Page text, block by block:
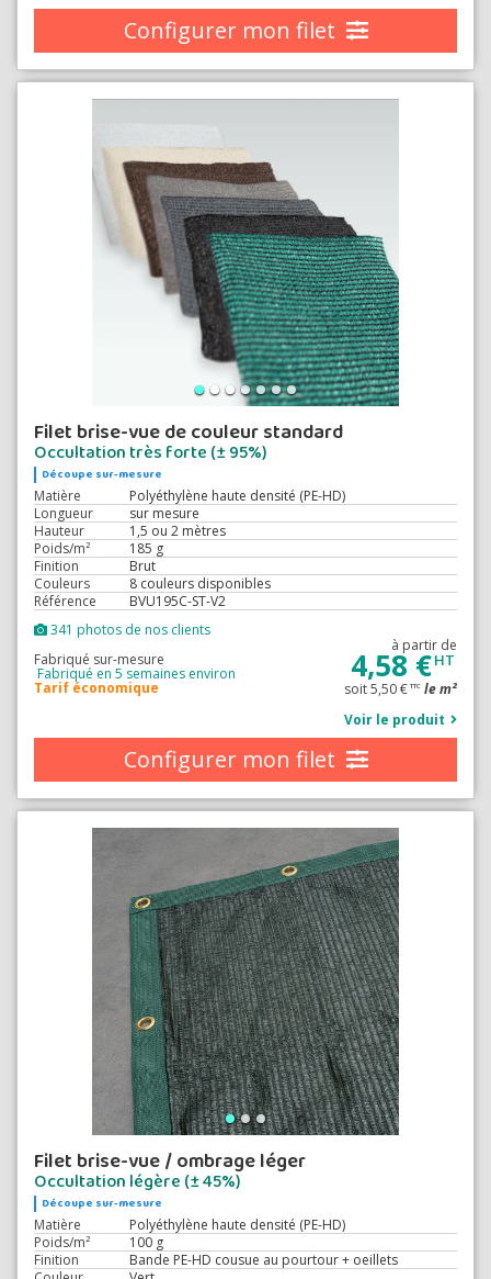
Configurer mon filet
Filet brise-vue de couleur standard
Occultation très forte (± 95%)
Découpe sur-mesure
Matière
Polyéthylène haute densité (PE-HD)
Longueur
sur mesure
Hauteur
1,5 ou 2 mètres
Poids/m²
185 g
Finition
Brut
Couleurs
8 couleurs disponibles
Référence
BVU195C-ST-V2
341 photos de nos clients
à partir de
4,58 €HT
soit 5,50 € TTC le m²
Fabriqué sur-mesure
Fabriqué en 5 semaines environ
Tarif économique
Voir le produit
Configurer mon filet
Filet brise-vue / ombrage léger
Occultation légère (± 45%)
Découpe sur-mesure
Matière
Polyéthylène haute densité (PE-HD)
Poids/m²
100 g
Finition
Bande PE-HD cousue au pourtour + oeillets